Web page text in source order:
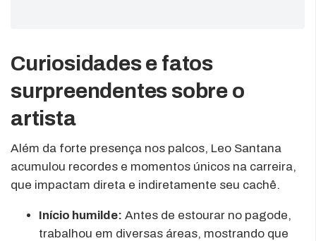
Curiosidades e fatos
surpreendentes sobre o
artista
Além da forte presença nos palcos, Leo Santana
acumulou recordes e momentos únicos na carreira,
que impactam direta e indiretamente seu cachê.
Início humilde: Antes de estourar no pagode,
trabalhou em diversas áreas, mostrando que